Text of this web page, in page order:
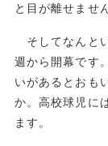
と目が離せませ
そしてなんと
週から開幕です
いがあるとおも
か。高校球児に
ます。